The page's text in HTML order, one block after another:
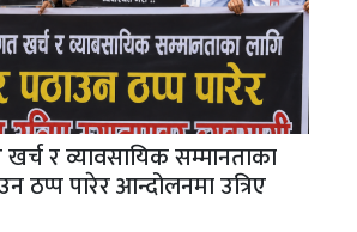
र व्यावसायिक सम्मानताका
ठप्प पारेर आन्दोलनमा उत्रिए